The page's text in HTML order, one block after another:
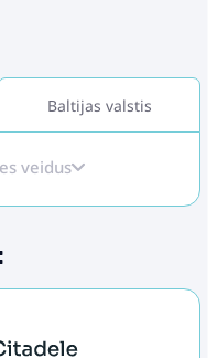
Baltijas valstis
veidus